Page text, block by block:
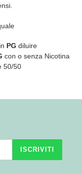
PG diluire
con o senza Nicotina
50/50
ISCRIVITI